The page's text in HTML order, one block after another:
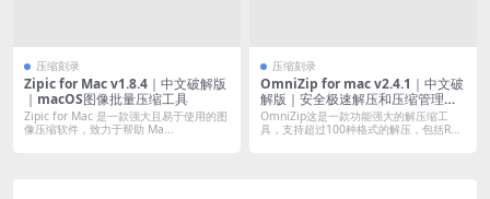
压缩刻录
Zipic for Mac v1.8.4｜中文破解版
｜macOS图像批量压缩工具
Zipic for Mac 是一款强大且易于使用的图
像压缩软件，致力于帮助 Ma...
压缩刻录
OmniZip for mac v2.4.1｜中文破
解版｜安全极速解压和压缩管理工
具
OmniZip这是一款功能强大的解压缩工
具，支持超过100种格式的解压，包括R